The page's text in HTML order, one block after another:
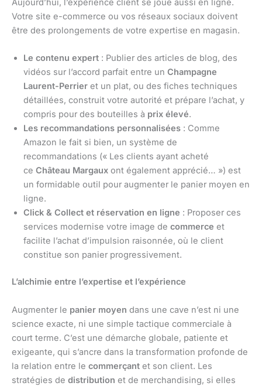
Aujourd’hui, l’expérience client se joue aussi en ligne.
Votre site e-commerce ou vos réseaux sociaux doivent
être des prolongements de votre expertise en magasin.
Le contenu expert : Publier des articles de blog, des
vidéos sur l’accord parfait entre un Champagne
Laurent-Perrier et un plat, ou des fiches techniques
détaillées, construit votre autorité et prépare l’achat, y
compris pour des bouteilles à prix élevé.
Les recommandations personnalisées : Comme
Amazon le fait si bien, un système de
recommandations (« Les clients ayant acheté
ce Château Margaux ont également apprécié… ») est
un formidable outil pour augmenter le panier moyen en
ligne.
Click & Collect et réservation en ligne : Proposer ces
services modernise votre image de commerce et
facilite l’achat d’impulsion raisonnée, où le client
constitue son panier progressivement.
L’alchimie entre l’expertise et l’expérience
Augmenter le panier moyen dans une cave n’est ni une
science exacte, ni une simple tactique commerciale à
court terme. C’est une démarche globale, patiente et
exigeante, qui s’ancre dans la transformation profonde de
la relation entre le commerçant et son client. Les
stratégies de distribution et de merchandising, si elles